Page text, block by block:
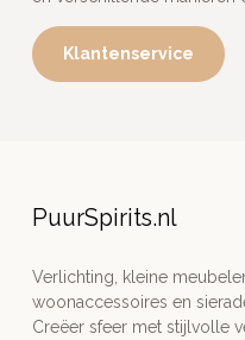
Klantenservice
PuurSpirits.nl
Verlichting, kleine
woonaccessoires en
Creëer sfeer met stijlvolle